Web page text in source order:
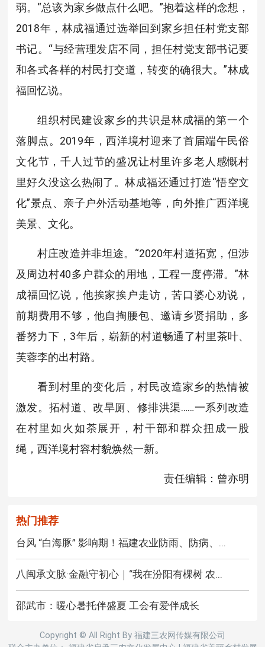
弱。“总该为家乡做点什么吧。”抱着这样的念想，
2018年，林成福通过选举回到家乡担任村党支部
书记。“与经营理发店不同，担任村党支部书记要
和各式各样的村民打交道，转变的确很大。”林成
福回忆说。
组织村民建设家乡的共识是林成福的第一个
落脚点。2019年，西洋境村迎来了首届端午民俗
文化节，千人过节的盛况让村里许多老人感慨村
里好久没这么热闹了。林成福还通过打造“悟空文
化”景点、亲子户外活动基地等，向外推广西洋境
美景、文化。
村庄改造并非坦途。“2020年村道拓宽，但涉
及周边村40多户群众的用地，工程一度停滞。”林
成福回忆说，他挨家挨户走访，苦口婆心劝说，
前期费用不够，他自掏腰包、邀请乡贤捐助，多
番努力下，3年后，崭新的村道畅通了村里茶叶、
芙蓉李的出村路。
看到村里的变化后，村民改造家乡的热情被
激发。拓村道、改旱厕、修排洪渠……一系列改造
在村里如火如荼展开，村干部和群众扭成一股
绳，西洋境村容村貌焕然一新。
责任编辑：曾亦明
热门推荐
台风 “白海豚” 影响期！福建农业防雨、防病、...
八闽承文脉·金融守初心｜“我在汾阳有棵树 农...
邵武市：暖心暑托伴盛夏 工会有爱伴成长
Copyright © All Right By 福建三农网传媒有限公司